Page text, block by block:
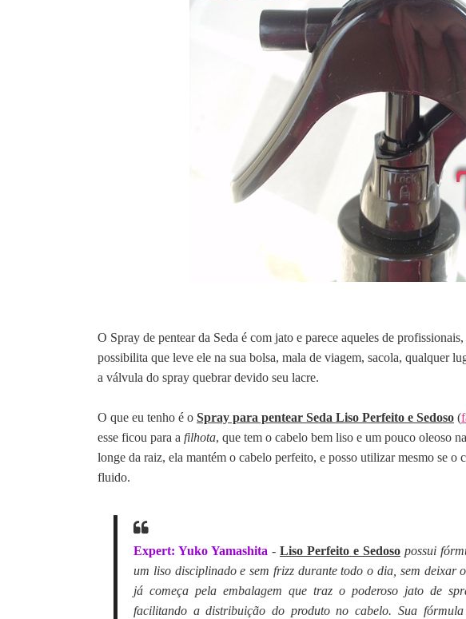
O Spray de pentear da Seda é com jato e parece aqueles de
possibilita que leve ele na sua bolsa, mala de viagem, sacola, qualquer
a válvula do spray quebrar devido seu lacre.
O que eu tenho é o Spray para pentear Seda Liso Perfeito e Sedoso (
esse ficou para a filhota, que tem o cabelo bem liso e um pouco oleoso
longe da raiz, ela mantém o cabelo perfeito, e posso utilizar mesmo se o
fluido.
Expert: Yuko Yamashita - Liso Perfeito e Sedoso possui
um liso disciplinado e sem frizz durante todo o dia, sem deixar
já começa pela embalagem que traz o poderoso jato de
facilitando a distribuição do produto no cabelo. Sua fórmula